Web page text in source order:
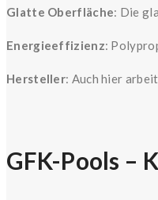
Glatte Oberfläche: Die
Energieeffizienz:
Hersteller: Auch hier
GFK-Pools –